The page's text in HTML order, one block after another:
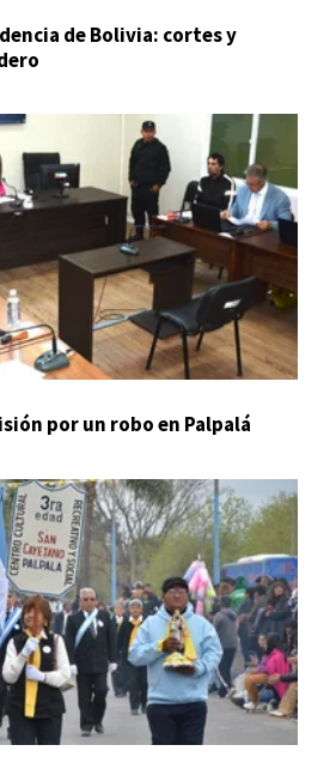
de Bolivia: cortes y
por un robo en Palpalá